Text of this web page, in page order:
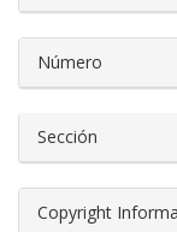
Número
Sección
Copyright